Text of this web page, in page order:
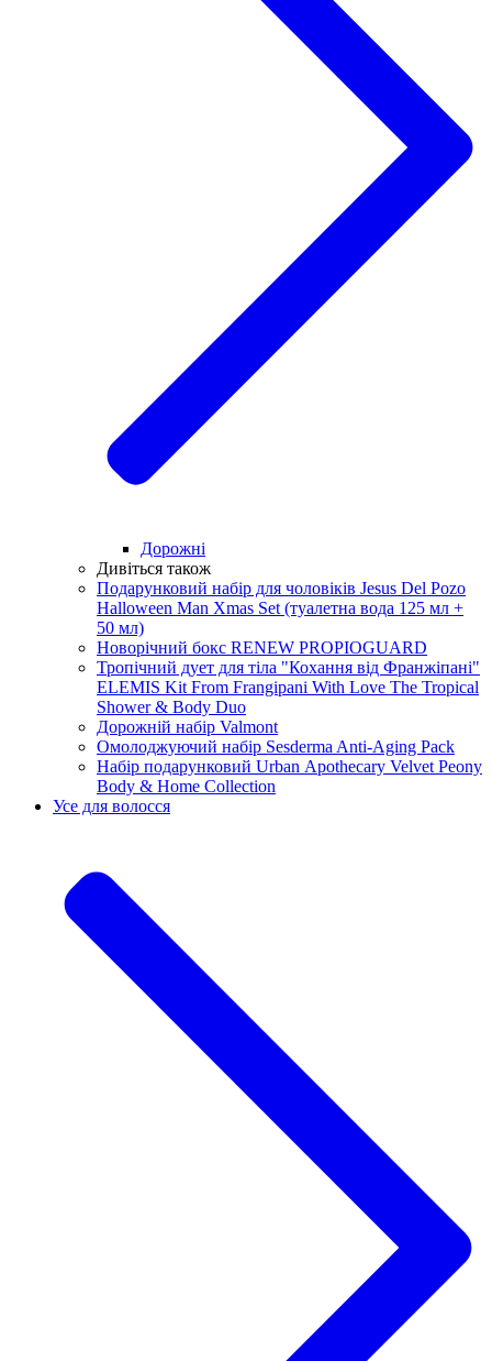
Дорожні
Дивіться також
Подарунковий набір для чоловіків Jesus Del Pozo
Halloween Man Xmas Set (туалетна вода 125 мл +
50 мл)
Новорічний бокс RENEW PROPIOGUARD
Тропічний дует для тіла "Кохання від Франжіпані"
ELEMIS Kit From Frangipani With Love The Tropical
Shower & Body Duo
Дорожній набір Valmont
Омолоджуючий набір Sesderma Anti-Aging Pack
Набір подарунковий Urban Аpothecary Velvet Peony
Body & Home Collection
Усе для волосся